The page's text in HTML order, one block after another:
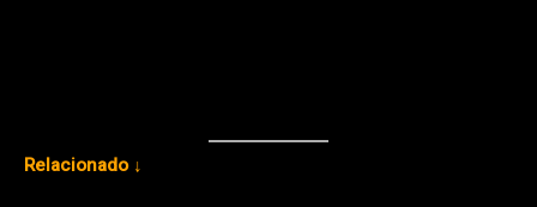
Relacionado ↓